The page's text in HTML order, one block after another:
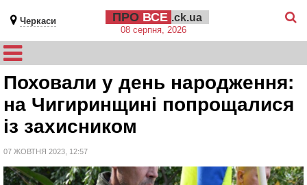
Черкаси ПРО ВСЕ .ck.ua
08 серпня, 2026
Поховали у день народження:
на Чигиринщині попрощалися
із захисником
07 ЖОВТНЯ 2023, 12:57